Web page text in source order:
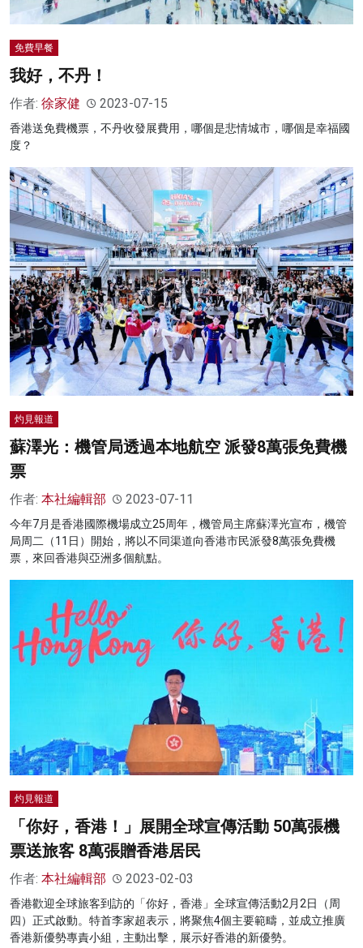
免費早餐
我好，不丹！
作者: 徐家健 2023-07-15
香港送免費機票，不丹收發展費用，哪個是悲情城市，哪個是幸福國
度？
灼見報道
蘇澤光：機管局透過本地航空 派發8萬張免費機
票
作者: 本社編輯部 2023-07-11
今年7月是香港國際機場成立25周年，機管局主席蘇澤光宣布，機管
局周二（11日）開始，將以不同渠道向香港市民派發8萬張免費機
票，來回香港與亞洲多個航點。
灼見報道
「你好，香港！」展開全球宣傳活動 50萬張機
票送旅客 8萬張贈香港居民
作者: 本社編輯部 2023-02-03
香港歡迎全球旅客到訪的「你好，香港」全球宣傳活動2月2日（周
四）正式啟動。特首李家超表示，將聚焦4個主要範疇，並成立推廣
香港新優勢專責小組，主動出擊，展示好香港的新優勢。